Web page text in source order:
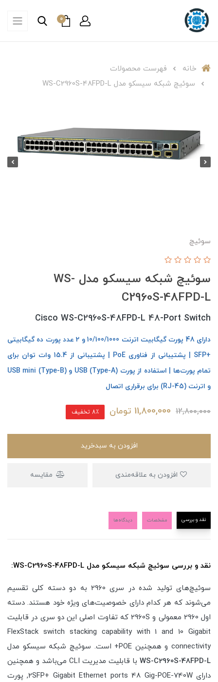
0
خانه
فهرست محصولات
سوئیچ شبکه سیسکو مدل WS-C2960S-48FPD-L
سوئیچ
سوئیچ شبکه سیسکو مدل WS-
C2960S-48FPD-L
Cisco WS-C2960S-48FPD-L 48-Port Switch
دارای 48 پورت گیگابیت اترنت 10/100/1000 و 2 عدد پورت ده گیگابیتی
+SFP | پشتیبانی از فناوری PoE | پشتیبانی از 15.4 وات توان برای
تمام پورت‌ها | استفاده از پورت USB (Type-A) و USB mini (Type-B)
و اترنت (RJ-45) برای برقراری اتصال
12,800,000
11,800,000 تومان 8٪ تخفیف
افزودن به سبدخرید
مقایسه
نقد و بررسی مشخصات دیدگاه‌ها
نقد و بررسی سوئیچ شبکه سیسکو مدل WS-C2960S-48FPD-L:
سوئیچ‌های تولید شده در سری 2960 به دو دسته کلی تقسیم
می‌شوند که هر کدام دارای خصوصیت‌های ویژه خود هستند. دسته
اول 2960 معمولی و 2960S که تفاوت اصلی این دو سری در قابلیت
FlexStack switch stacking capability with 1 and 10 Gigabit
connectivity و همچنین POE+ است. سوئیچ شبکه سیسکو مدل
WS-C2960S-48FPD-L
با قابلیت مدیریت CLI می‌باشد و همچنین
دارای 2SFP+ Gigabit Ethernet ports 48 Gig-POE-740W, پورت